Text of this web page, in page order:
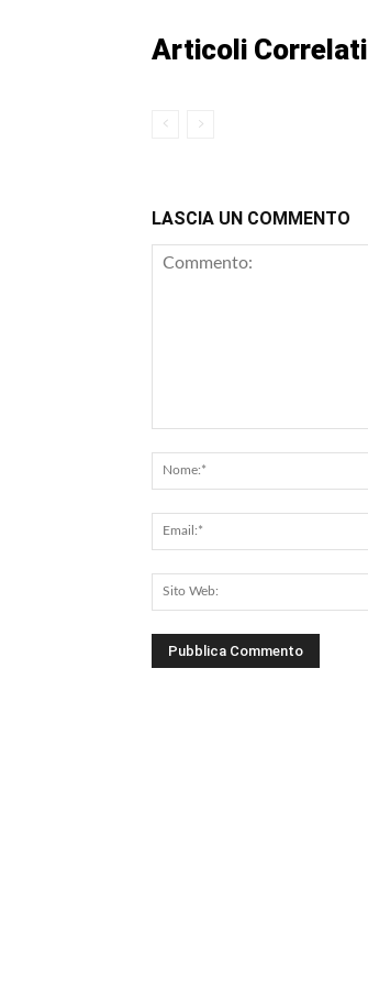
Articoli Correlati
LASCIA UN COMMENTO